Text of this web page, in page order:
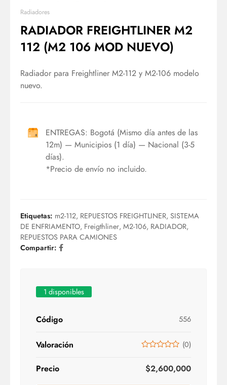
Radiadores
RADIADOR FREIGHTLINER M2
112 (M2 106 MOD NUEVO)
Radiador para Freightliner M2-112 y M2-106 modelo
nuevo.
ENTREGAS: Bogotá (Mismo día antes de las
12m) — Municipios (1 día) — Nacional (3-5
días).
*Precio de envío no incluido.
Etiquetas: m2-112, REPUESTOS FREIGHTLINER, SISTEMA
DE ENFRIAMENTO, Freigthliner, M2-106, RADIADOR,
REPUESTOS PARA CAMIONES
Compartir:
1 disponibles
Código 556
Valoración (0)
Precio $2,600,000